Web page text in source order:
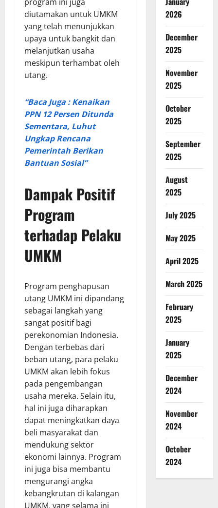
diutamakan untuk UMKM
yang telah menunjukkan
upaya untuk bangkit dan
melanjutkan usaha
meskipun terhambat oleh
utang.
“Baca Juga : Kenaikan
PPN 12 Persen Ditunda
Sementara, Luhut
Ungkap Rencana
Pemerintah Berikan
Bantuan Sosial”
Dampak Positif
Program
terhadap Pelaku
UMKM
Program penghapusan
utang UMKM ini dipandang
sebagai langkah yang
sangat positif bagi
perekonomian Indonesia.
Dengan terbebas dari
beban utang, para pelaku
UMKM akan lebih fokus
pada pengembangan
usaha mereka. Selain itu,
hal ini juga diharapkan
dapat meningkatkan daya
beli masyarakat dan
mendukung sektor
ekonomi lainnya. Program
ini juga bisa membantu
mengurangi angka
kebangkrutan di kalangan
UMKM, yang selama ini
2026
December
2025
November
2025
October
2025
September
2025
August
2025
July 2025
May 2025
April 2025
March 2025
February
2025
January
2025
December
2024
November
2024
October
2024